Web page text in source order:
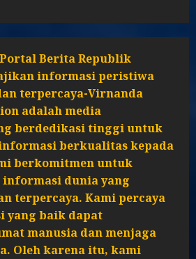
Portal Berita Republik
informasi peristiwa
terpercaya-Virnanda
adalah media
berdedikasi tinggi untuk
berkualitas kepada
berkomitmen untuk
dunia yang
terpercaya. Kami percaya
yang baik dapat
manusia dan menjaga
Oleh karena itu, kami